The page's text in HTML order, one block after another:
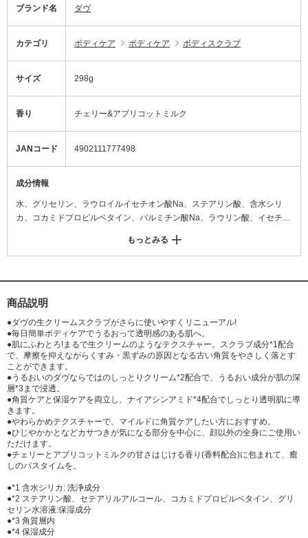
ブランド名 ダヴ
カテゴリ ボディケア ボディケア ボディスクラブ
サイズ 298g
香り チェリー&アプリコットミルク
JANコード 4902111777498
成分情報
水、グリセリン、ラウロイルイセチオン酸Na、ステアリン酸、含水シリ
カ、コカミドプロピルベタイン、パルミチン酸Na、ラウリン酸、イセチオ
ル、塩化Na、水酸化Na、パーム核脂肪酸Na、安息香酸Na、ヒドロキシア
セトフェノン、EDTA-4Na、PG、アンズ核油、トリ(カプリル酸/カプリン
キス、PEG-60水添ヒマシ油、ビサボロール、ソルビン酸K、酸化チタン、
もっとみる
商品説明
●ダヴの生クリームスクラブがさらに使いやすくリニューアル!
●毎日簡単ボディケアでうるおって透明感のある肌へ。
●肌にふわとろ!まるで生クリームのようなテクスチャー。スクラブ成分*1配合
で、摩擦を抑えながらくすみ・黒ずみの原因となる古い角質をやさしく落とす
ことができます。
●うるおいのダヴならではのしっとりクリーム*2配合で、うるおい成分が肌の深
層*3まで浸透。
●角質ケアと保湿ケアを両立し、ナイアシンアミド*4配合でしっとり透明肌に導
きます。
●やわらかめテクスチャーで、マイルドに角質ケアしたい方におすすめ。
●ひじやかかとなどカサつきが気になる部分を中心に、顔以外の全身にご使用い
ただけます。
●チェリーとアプリコットミルクの甘さはじける香り(香料配合)に包まれて、癒
しのバスタイムを。
●*1 含水シリカ: 洗浄成分
●*2 ステアリン酸、セテアリルアルコール、コカミドプロピルベタイン、グリ
セリン水溶液:保湿成分
●*3 角質層内
●*4 保湿成分